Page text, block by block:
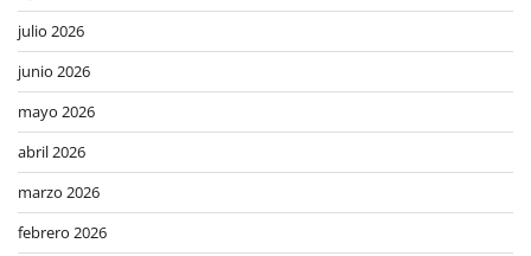
julio 2026
junio 2026
mayo 2026
abril 2026
marzo 2026
febrero 2026